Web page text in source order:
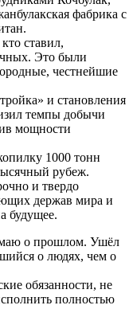
фабрика с
ставил,
Это были
честнейшие
и становления
темпы добычи
мощности
1000 тонн
рубеж.
и твердо
держав мира и
будущее.
о прошлом. Ушёл
о людях, чем о
обязанности, не
полностью